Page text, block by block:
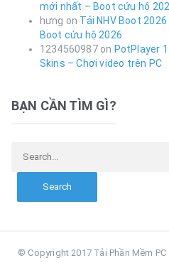
mới nhất – Boot cứu hộ
hưng on Tải NHV Boot
Boot cứu hộ 2026
1234560987on PotPlayer
Skins – Chơi video trên PC
BẠN CẦN TÌM GÌ?
© Copyright 2017 Tải Phần Mềm